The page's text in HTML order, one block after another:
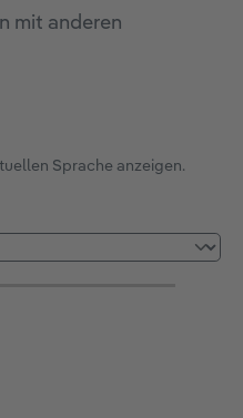
mit anderen
Sprache anzeigen.